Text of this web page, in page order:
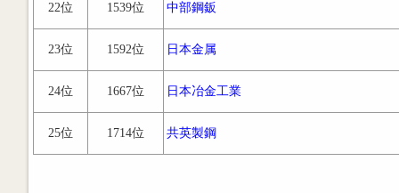
22位 1539位 中部鋼鈑
23位 1592位 日本金属
24位 1667位 日本冶金工業
25位 1714位 共英製鋼